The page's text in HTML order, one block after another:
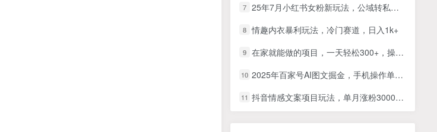
7 25年7月小红书女粉新玩法，公域转私域变现，日轻松变现2张+，5分钟简单复制好上手
8 情趣内衣暴利玩法，冷门赛道，日入1k+
9 在家就能做的项目，一天轻松300+，操作简单上手快
10 2025年百家号AI图文掘金，手机操作单号月入4-5位数，低门槛【附指令+工具】
11 抖音情感文案项目玩法，单月涨粉3000+，新手小白也能做